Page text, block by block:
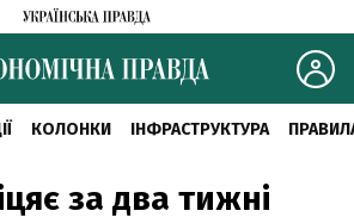
КОЛОНКИ ІНФРАСТРУКТУРА
за два тижні